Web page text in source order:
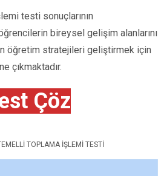
testi sonuçlarının
bireysel gelişim alanlarını
öğretim stratejileri geliştirmek için
çıkmaktadır.
Çöz
TOPLAMA İŞLEMI TESTI